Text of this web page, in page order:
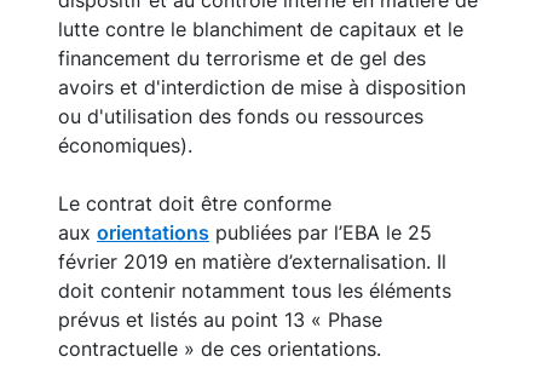
lutte contre le blanchiment de capitaux et le
financement du terrorisme et de gel des
avoirs et d'interdiction de mise à disposition
ou d'utilisation des fonds ou ressources
économiques).
Le contrat doit être conforme
aux orientations publiées par l’EBA le 25
février 2019 en matière d’externalisation. Il
doit contenir notamment tous les éléments
prévus et listés au point 13 « Phase
contractuelle » de ces orientations.